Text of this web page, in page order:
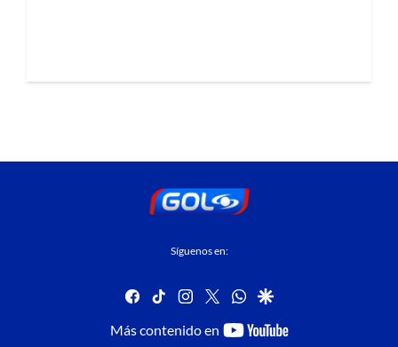
Síguenos en:
facebook
tiktok instagram
twitterwhatsapp
google
Más contenido en
youtube-